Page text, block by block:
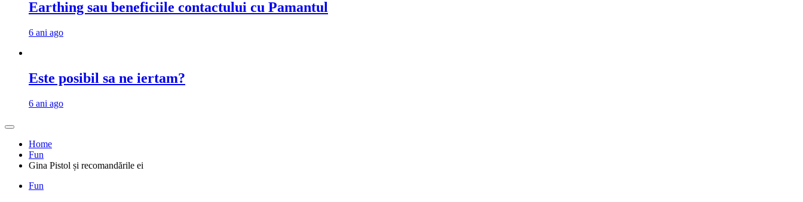
Earthing sau beneficiile contactului cu Pamantul
6 ani ago
Este posibil sa ne iertam?
6 ani ago
Home
Fun
Gina Pistol și recomandările ei
Fun